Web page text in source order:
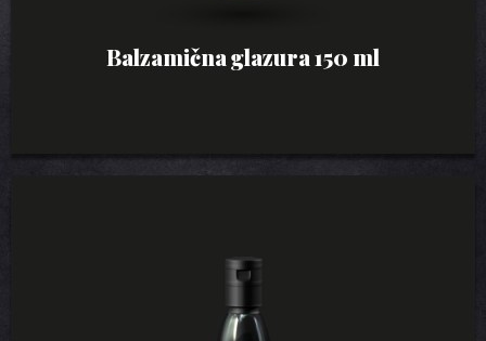
Balzamična glazura 150 ml